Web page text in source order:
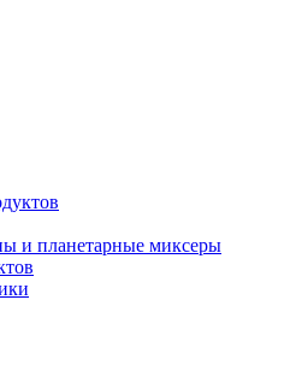
и планетарные миксеры